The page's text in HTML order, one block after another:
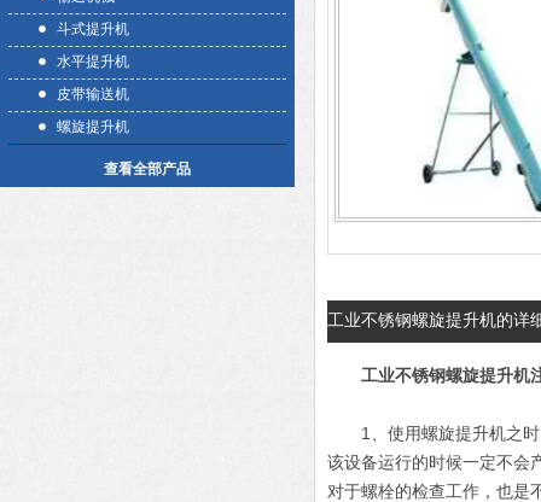
斗式提升机
水平提升机
皮带输送机
螺旋提升机
查看全部产品
工业不锈钢螺旋提升机的详
工业不锈钢螺旋提升机
1、使用螺旋提升机之时
该设备运行的时候一定不会
对于螺栓的检查工作，也是